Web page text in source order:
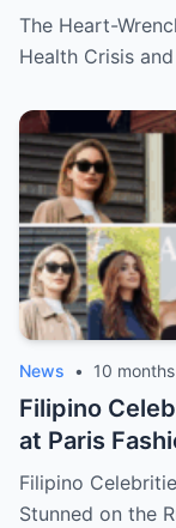
Her
You in Awe!
The Heart-
Health Crisis
News • 10
Filipino
at Paris
Major
See Behind
Filipino
Stunned on the